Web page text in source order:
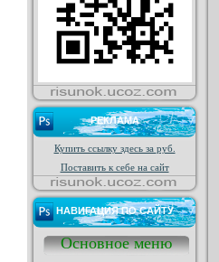
РЕКЛАМА
Купить ссылку здесь за руб.
Поставить к себе на сайт
НАВИГАЦИЯ ПО САЙТУ
Основное меню